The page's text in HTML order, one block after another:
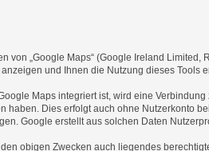
von „Google Maps“ (Google Ireland
und Ihnen die Nutzung dieses Tools
Maps integriert ist, wird eine
haben. Dies erfolgt auch ohne Nutzerkonto
Google erstellt aus solchen Daten
obigen Zwecken auch liegendes